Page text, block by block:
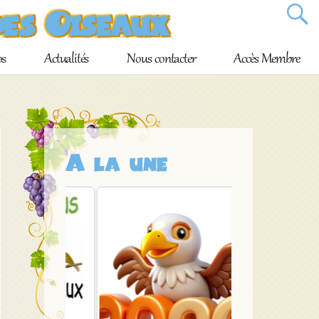
Oiseaux
Actualités Nous contacter Accès Membre
A la une